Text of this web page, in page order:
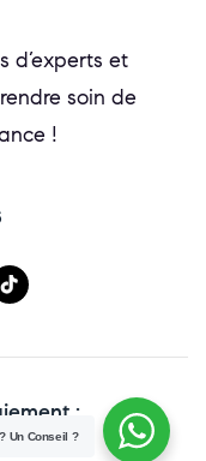
d’experts et
soin de
!
:
Un Conseil ?